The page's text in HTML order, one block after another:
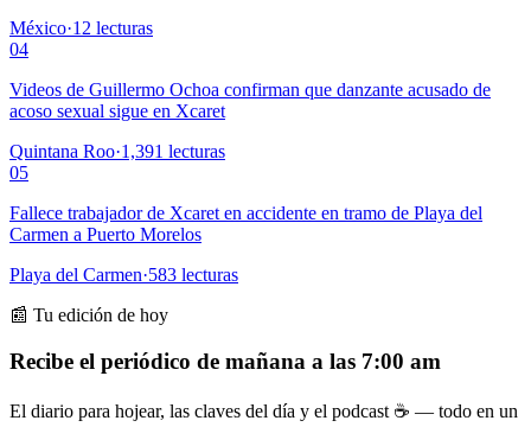
México·12 lecturas
04
Videos de Guillermo Ochoa confirman que danzante acusado de
acoso sexual sigue en Xcaret
Quintana Roo·1,391 lecturas
05
Fallece trabajador de Xcaret en accidente en tramo de Playa del
Carmen a Puerto Morelos
Playa del Carmen·583 lecturas
📰 Tu edición de hoy
Recibe el periódico de mañana a las 7:00 am
El diario para hojear, las claves del día y el podcast ☕ — todo en un